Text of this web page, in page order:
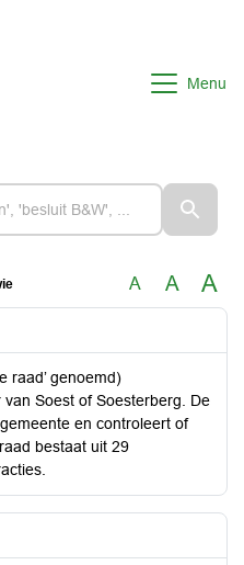
Menu
A A A
raad’ genoemd)
Soest of Soesterberg. De
en controleert of
bestaat uit 29